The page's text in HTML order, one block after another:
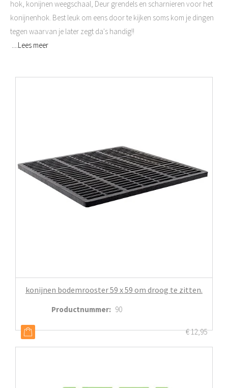
hok, konijnen weegschaal, Deur grendels en scharnieren voor het
konijnenhok. Best leuk om eens door te kijken soms kom je dingen
tegen waarvan je later zegt da's handig!!
....Lees meer
konijnen bodemrooster 59 x 59 om droog te zitten.
Productnummer: 90
€12,95